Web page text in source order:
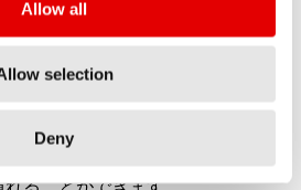
Allow all
selection
Deny
員は効果的な研修を受け、日々
ることができます。